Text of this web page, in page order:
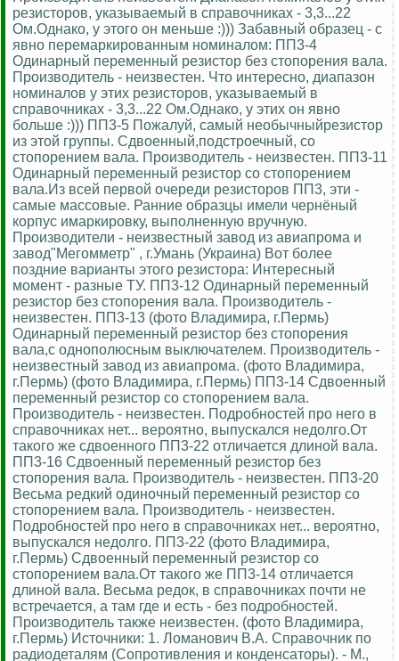
резисторов, указываемый в справочниках - 3,3...22
Ом.Однако, у этого он меньше :))) Забавный образец - с
явно перемаркированным номиналом: ПП3-4
Одинарный переменный резистор без стопорения вала.
Производитель - неизвестен. Что интересно, диапазон
номиналов у этих резисторов, указываемый в
справочниках - 3,3...22 Ом.Однако, у этих он явно
больше :))) ПП3-5 Пожалуй, самый необычныйрезистор
из этой группы. Сдвоенный,подстроечный, со
стопорением вала. Производитель - неизвестен. ПП3-11
Одинарный переменный резистор со стопорением
вала.Из всей первой очереди резисторов ПП3, эти -
самые массовые. Ранние образцы имели чернёный
корпус имаркировку, выполненную вручную.
Производители - неизвестный завод из авиапрома и
завод"Мегомметр" , г.Умань (Украина) Вот более
поздние варианты этого резистора: Интересный
момент - разные ТУ. ПП3-12 Одинарный переменный
резистор без стопорения вала. Производитель -
неизвестен. ПП3-13 (фото Владимира, г.Пермь)
Одинарный переменный резистор без стопорения
вала,с однополюсным выключателем. Производитель -
неизвестный завод из авиапрома. (фото Владимира,
г.Пермь) (фото Владимира, г.Пермь) ПП3-14 Сдвоенный
переменный резистор со стопорением вала.
Производитель - неизвестен. Подробностей про него в
справочниках нет... вероятно, выпускался недолго.От
такого же сдвоенного ПП3-22 отличается длиной вала.
ПП3-16 Сдвоенный переменный резистор без
стопорения вала. Производитель - неизвестен. ПП3-20
Весьма редкий одиночный переменный резистор со
стопорением вала. Производитель - неизвестен.
Подробностей про него в справочниках нет... вероятно,
выпускался недолго. ПП3-22 (фото Владимира,
г.Пермь) Сдвоенный переменный резистор со
стопорением вала.От такого же ПП3-14 отличается
длиной вала. Весьма редок, в справочниках почти не
встречается, а там где и есть - без подробностей.
Производитель также неизвестен. (фото Владимира,
г.Пермь) Источники: 1. Ломанович В.А. Справочник по
радиодеталям (Сопротивления и конденсаторы). - М.,